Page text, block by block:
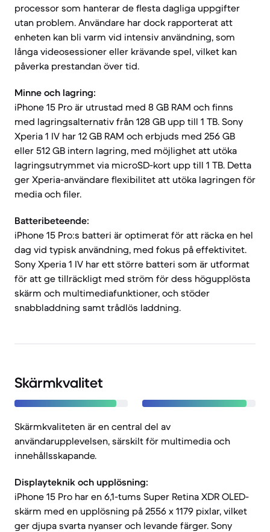
processor som hanterar de flesta dagliga uppgifter
utan problem. Användare har dock rapporterat att
enheten kan bli varm vid intensiv användning, som
långa videosessioner eller krävande spel, vilket kan
påverka prestandan över tid.
Minne och lagring:
iPhone 15 Pro är utrustad med 8 GB RAM och finns
med lagringsalternativ från 128 GB upp till 1 TB. Sony
Xperia 1 IV har 12 GB RAM och erbjuds med 256 GB
eller 512 GB intern lagring, med möjlighet att utöka
lagringsutrymmet via microSD-kort upp till 1 TB. Detta
ger Xperia-användare flexibilitet att utöka lagringen för
media och filer.
Batteribeteende:
iPhone 15 Pro:s batteri är optimerat för att räcka en hel
dag vid typisk användning, med fokus på effektivitet.
Sony Xperia 1 IV har ett större batteri som är utformat
för att ge tillräckligt med ström för dess högupplösta
skärm och multimediafunktioner, och stöder
snabbladdning samt trådlös laddning.
Skärmkvalitet
Skärmkvaliteten är en central del av
användarupplevelsen, särskilt för multimedia och
innehållsskapande.
Displayteknik och upplösning:
iPhone 15 Pro har en 6,1-tums Super Retina XDR OLED-
skärm med en upplösning på 2556 x 1179 pixlar, vilket
ger djupa svarta nyanser och levande färger. Sony